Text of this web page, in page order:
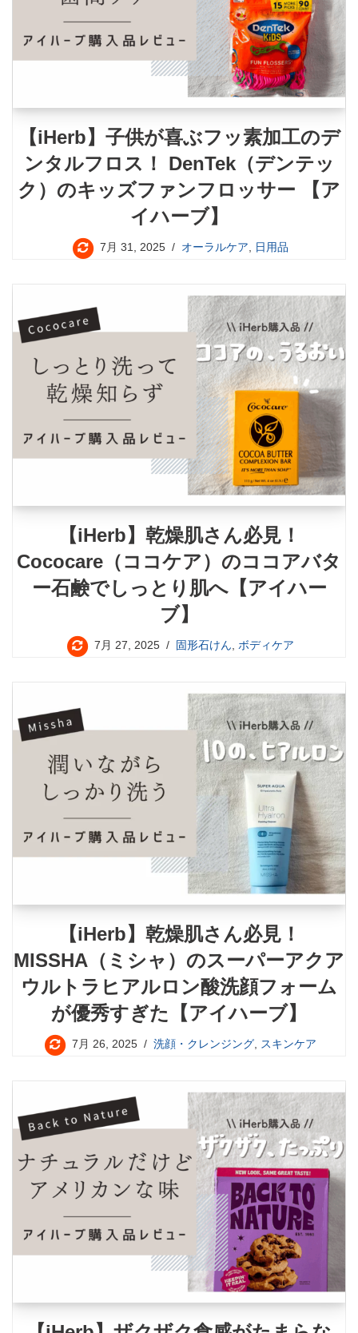
【iHerb】子供が喜ぶフッ素加工のデ
ンタルフロス！ DenTek（デンテッ
ク）のキッズファンフロッサー 【ア
イハーブ】
7月 31, 2025 オーラルケア, 日用品
【iHerb】乾燥肌さん必見！
Cococare（ココケア）のココアバタ
ー石鹸でしっとり肌へ【アイハー
ブ】
7月 27, 2025 固形石けん, ボディケア
【iHerb】乾燥肌さん必見！
MISSHA（ミシャ）のスーパーアクア
ウルトラヒアルロン酸洗顔フォーム
が優秀すぎた【アイハーブ】
7月 26, 2025 洗顔・クレンジング, スキンケア